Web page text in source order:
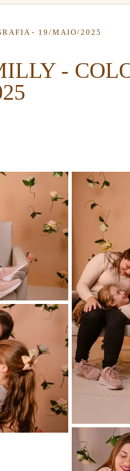
19/MAIO/2025
-